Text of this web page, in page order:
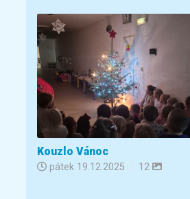
Kouzlo Vánoc
pátek 19.12.2025 12